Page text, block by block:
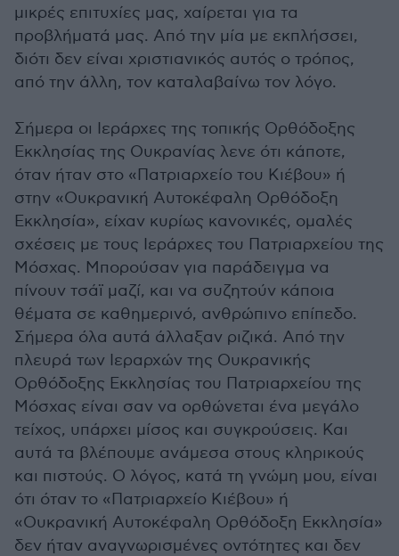
μικρές επιτυχίες μας, χαίρεται για τα
προβλήματά μας. Από την μία με εκπλήσσει,
διότι δεν είναι χριστιανικός αυτός ο τρόπος,
από την άλλη, τον καταλαβαίνω τον λόγο.
Σήμερα οι Ιεράρχες της τοπικής Ορθόδοξης
Εκκλησίας της Ουκρανίας λενε ότι κάποτε,
όταν ήταν στο «Πατριαρχείο του Κιέβου» ή
στην «Ουκρανική Αυτοκέφαλη Ορθόδοξη
Εκκλησία», είχαν κυρίως κανονικές, ομαλές
σχέσεις με τους Ιεράρχες του Πατριαρχείου της
Μόσχας. Μπορούσαν για παράδειγμα να
πίνουν τσάϊ μαζί, και να συζητούν κάποια
θέματα σε καθημερινό, ανθρώπινο επίπεδο.
Σήμερα όλα αυτά άλλαξαν ριζικά. Από την
πλευρά των Ιεραρχών της Ουκρανικής
Ορθόδοξης Εκκλησίας του Πατριαρχείου της
Μόσχας είναι σαν να ορθώνεται ένα μεγάλο
τείχος, υπάρχει μίσος και συγκρούσεις. Και
αυτά τα βλέπουμε ανάμεσα στους κληρικούς
και πιστούς. Ο λόγος, κατά τη γνώμη μου, είναι
ότι όταν το «Πατριαρχείο Κιέβου» ή
«Ουκρανική Αυτοκέφαλη Ορθόδοξη Εκκλησία»
δεν ήταν αναγνωρισμένες οντότητες και δεν